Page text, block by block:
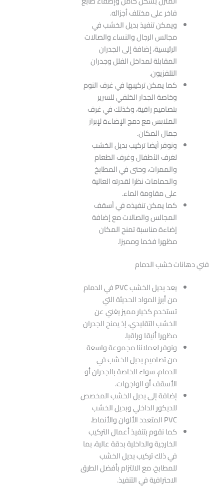
فاخر على مختلف أجزائه.
ويمكن تنفيذ بديل الخشب في
مجالس الرجال والنساء والصالات
الرئيسية، إضافة إلى الجدران
المقابلة لمداخل الفلل وجدران
التلفزيون.
كما يمكن تركيبها في غرف النوم
وخاصة الجدار الخلفي للسرير
بتصاميم راقية، وكذلك في غرف
الملابس مع دمج الإضاءة لإبراز
جمال المكان.
ونوفر أيضا تركيب بديل الخشب
لغرف الأطفال وغرف الطعام
والممرات، وحتى في المطابخ
والحمامات نظرا لقدرته العالية
على مقاومة الماء.
كما يمكن تنفيذه في أسقف
المجالس والصالات مع إضافة
إضاءة مناسبة تمنح المكان
مظهرا فخما ومميزا.
فني دهانات خشب الدمام
يعد بديل الخشب PVC في الدمام
من أبرز المواد الحديثة التي
تستخدم كخيار مميز يغني عن
الخشب التقليدي، إذ يمنح الجدران
مظهرا أنيقا وراقيا.
ونوفر لعملائنا مجموعة واسعة
من تصاميم بديل الخشب في
الدمام، سواء الخاصة بالجدران أو
الأسقف أو الواجهات.
إضافة إلى بديل الخشب المخصص
للديكور الداخلي وبديل الخشب
PVC المتعدد الألوان والأنماط.
كما نقوم بتنفيذ أعمال التركيب
الخارجية والداخلية بدقة عالية، بما
في ذلك تركيب بديل الخشب
للمطابخ، مع الالتزام بأفضل الطرق
الاحترافية في التنفيذ.